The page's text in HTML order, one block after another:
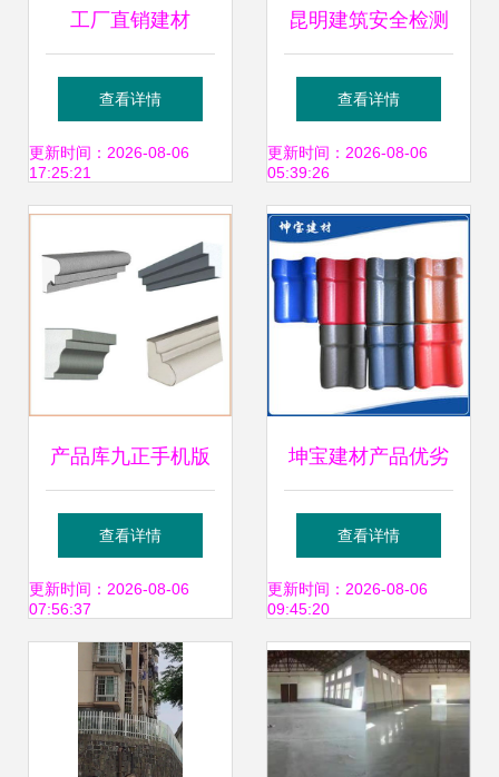
工厂直销建材
0.8mm厚
65/330/430型铝镁
锰板金属屋面建筑
材料的全方位解析
查看详情
更新时间：2026-08-06
17:25:21
昆明建筑安全检测
凯泽工程的可靠选
择与市场解读
查看详情
更新时间：2026-08-06
05:39:26
产品库九正手机版
重塑建筑材料采购
新体验
查看详情
更新时间：2026-08-06
07:56:37
坤宝建材产品优劣
势分析 加盟模式靠
谱吗？
查看详情
更新时间：2026-08-06
09:45:20